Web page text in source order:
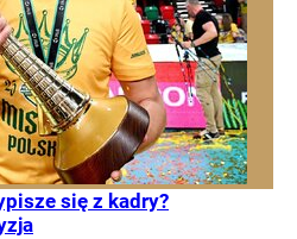
się z kadry?